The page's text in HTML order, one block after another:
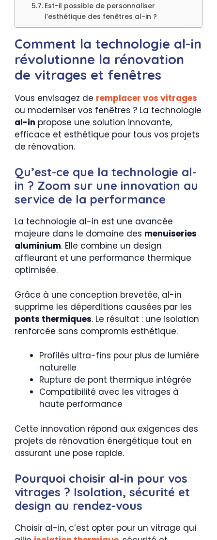
Est-il possible de personnaliser
l’esthétique des fenêtres al-in ?
Comment la technologie al-in
révolutionne la rénovation
de vitrages et fenêtres
Vous envisagez de remplacer vos vitrages
ou moderniser vos fenêtres ? La technologie
al-in propose une solution innovante,
efficace et esthétique pour tous vos projets
de rénovation.
Qu’est-ce que la technologie al-
in ? Zoom sur une innovation au
service de la performance
La technologie al-in est une avancée
majeure dans le domaine des menuiseries
aluminium. Elle combine un design
affleurant et une performance thermique
optimisée.
Grâce à une conception brevetée, al-in
supprime les déperditions causées par les
ponts thermiques. Le résultat : une isolation
renforcée sans compromis esthétique.
Profilés ultra-fins pour plus de lumière
naturelle
Rupture de pont thermique intégrée
Compatibilité avec les vitrages à
haute performance
Cette innovation répond aux exigences des
projets de rénovation énergétique tout en
assurant une pose rapide.
Pourquoi choisir al-in pour vos
vitrages ? Isolation, sécurité et
design au rendez-vous
Choisir al-in, c’est opter pour un vitrage qui